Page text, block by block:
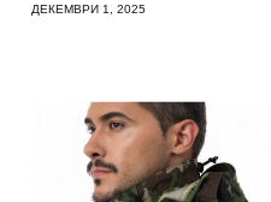
ДЕКЕМВРИ 1, 2025